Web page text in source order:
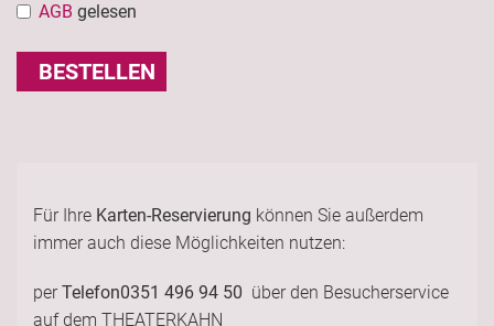
AGB gelesen
BESTELLEN
Für Ihre Karten-Reservierung können Sie außerdem
immer auch diese Möglichkeiten nutzen:
perTelefon0351 496 94 50 über den Besucherservice
auf dem THEATERKAHN